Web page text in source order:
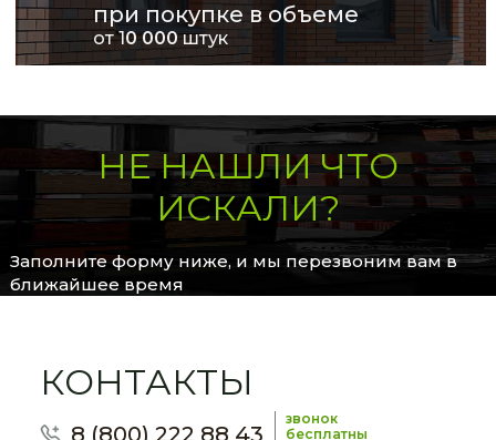
при покупке в объеме
от 10 000штук
НЕ НАШЛИ ЧТО
ИСКАЛИ?
Заполните форму ниже, и мы перезвоним вам в
ближайшее время
КОНТАКТЫ
звонок
бесплатны